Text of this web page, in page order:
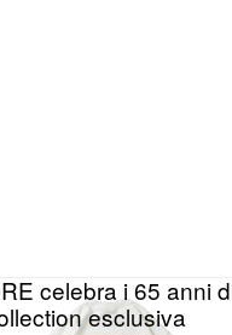
celebra i 65 anni
esclusiva